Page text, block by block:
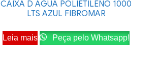
CAIXA D AGUA POLIETILENO 1000
LTS AZUL FIBROMAR
Leia mais Peça pelo Whatsapp!